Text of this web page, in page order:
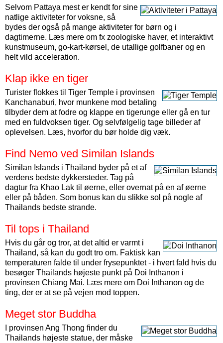
Selvom Pattaya mest er kendt for sine
natlige aktiviteter for voksne, så
bydes der også på mange aktiviteter for børn og i
dagtimerne. Læs mere om fx zoologiske haver, et interaktivt
kunstmuseum, go-kart-kørsel, de utallige golfbaner og en
helt vild acceleration.
Klap ikke en tiger
Turister flokkes til Tiger Temple i provinsen
Kanchanaburi, hvor munkene mod betaling
tilbyder dem at fodre og klappe en tigerunge eller gå en tur
med en fuldvoksen tiger. Og selvfølgelig tage billeder af
oplevelsen. Læs, hvorfor du bør holde dig væk.
Find Nemo ved Similan Islands
Similan Islands i Thailand byder på et af
verdens bedste dykkersteder. Tag på
dagtur fra Khao Lak til øerne, eller overnat på en af øerne
eller på båden. Som bonus kan du slikke sol på nogle af
Thailands bedste strande.
Til tops i Thailand
Hvis du går og tror, at det altid er varmt i
Thailand, så kan du godt tro om. Faktisk kan
temperaturen falde til under frysepunktet - i hvert fald hvis du
besøger Thailands højeste punkt på Doi Inthanon i
provinsen Chiang Mai. Læs mere om Doi Inthanon og de
ting, der er at se på vejen mod toppen.
Meget stor Buddha
I provinsen Ang Thong finder du
Thailands højeste statue, der måske